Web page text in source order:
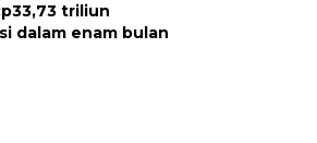
triliun
dalam enam bulan